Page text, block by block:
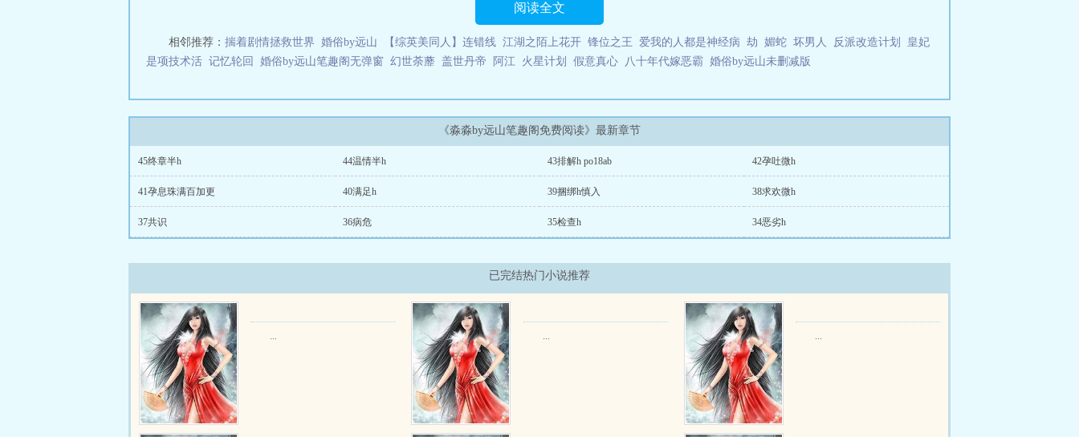
阅读全文
相邻推荐： 揣着剧情拯救世界 婚俗by远山 【综英美同人】连错线 江湖之陌上花开 锋位之王 爱我的人都是神经病 劫 媚蛇 坏男人 反派改造计划
皇妃
是项技术活 记忆轮回 婚俗by远山笔趣阁无弹窗 幻世荼蘼 盖世丹帝 阿江 火星计划 假意真心 八十年代嫁恶霸 婚俗by远山未删减版
《淼淼by远山笔趣阁免费阅读》最新章节
45终章半h 44温情半h 43排解h po18ab 42孕吐微h
41孕息珠满百加更 40满足h 39捆绑h慎入 38求欢微h
37共识 36病危 35检查h 34恶劣h
已完结热门小说推荐
... ... ...